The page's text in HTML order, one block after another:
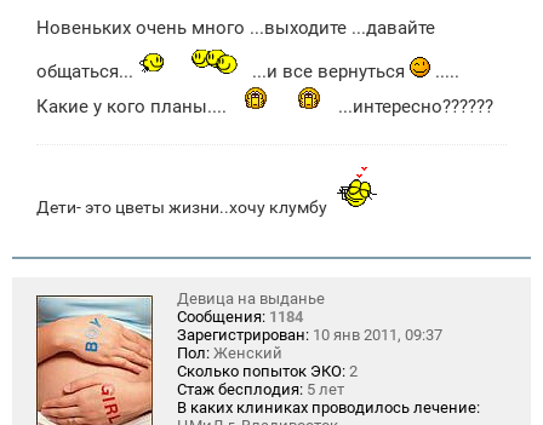
б
е
н
е
Новеньких очень много ...выходите ...давайте
общаться...
...и все вернуться
.....
Какие у кого планы....
...интересно??????
Дети- это цветы жизни..хочу клумбу
Девица на выданье
Сообщения: 1184
Зарегистрирован: 10 янв 2011, 09:37
Пол: Женский
Сколько попыток ЭКО: 2
Стаж бесплодия: 5 лет
В каких клиниках проводилось лечение: